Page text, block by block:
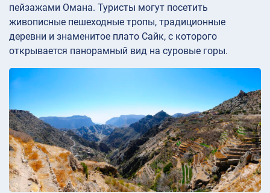
пейзажами Омана. Туристы могут посетить
живописные пешеходные тропы, традиционные
деревни и знаменитое плато Сайк, с которого
открывается панорамный вид на суровые горы.